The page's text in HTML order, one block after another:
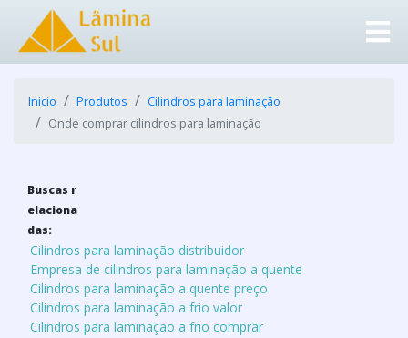
Início Produtos
Cilindros para laminação
Onde comprar cilindros para laminação
Buscas r
elaciona
das:
Cilindros para laminação distribuidor
Empresa de cilindros para laminação a quente
Cilindros para laminação a quente preço
Cilindros para laminação a frio valor
Cilindros para laminação a frio comprar